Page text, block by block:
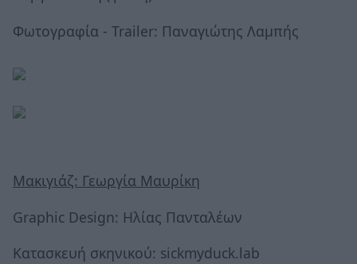
Φωτογραφία - Trailer: Παναγιώτης Λαμπής
Μακιγιάζ: Γεωργία Μαυρίκη
Graphic Design: Ηλίας Πανταλέων
Κατασκευή σκηνικού: sickmyduck.lab